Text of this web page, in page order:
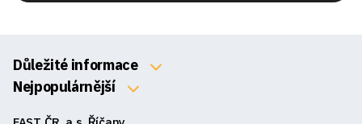
Důležité informace
O nás
Nejpopulárnější